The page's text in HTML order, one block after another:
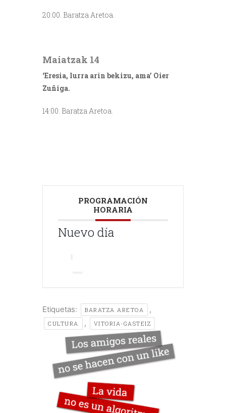
20:00. Baratza Aretoa.
Maiatzak 14
‘Eresia, lurra arin bekizu, ama’ Oier
Zuñiga.
14:00. Baratza Aretoa.
PROGRAMACIÓN
HORARIA
Nuevo día
Etiquetas: BARATZA ARETOA ,
CULTURA , VITORIA-GASTEIZ